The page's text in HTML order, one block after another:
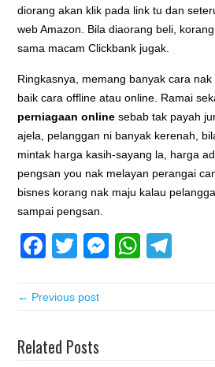
diorang akan klik pada link tu dan
web Amazon. Bila diaorang beli,
sama macam Clickbank jugak.
Ringkasnya, memang banyak cara
baik cara offline atau online. Ramai
perniagaan online sebab tak payah
ajela, pelanggan ni banyak kerenah,
mintak harga kasih-sayang la, harga
pengsan you nak melayan perangai
bisnes korang nak maju kalau
sampai pengsan.
Facebook
Twitter
← Previous post
Related Posts